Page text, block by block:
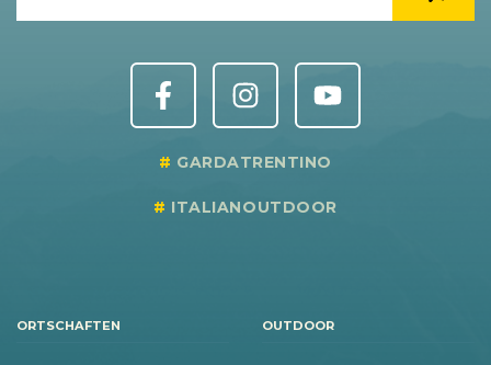
GARDATRENTINO
ITALIANOUTDOOR
ORTSCHAFTEN OUTDOOR